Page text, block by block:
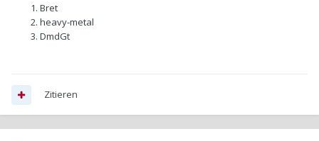
Bret
heavy-metal
DmdGt
Zitieren